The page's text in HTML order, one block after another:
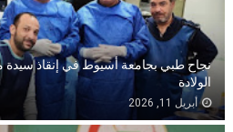
نجاح طبي بجامعة أسيوط في إنقاذ
الولادة
أبريل 11, 2026